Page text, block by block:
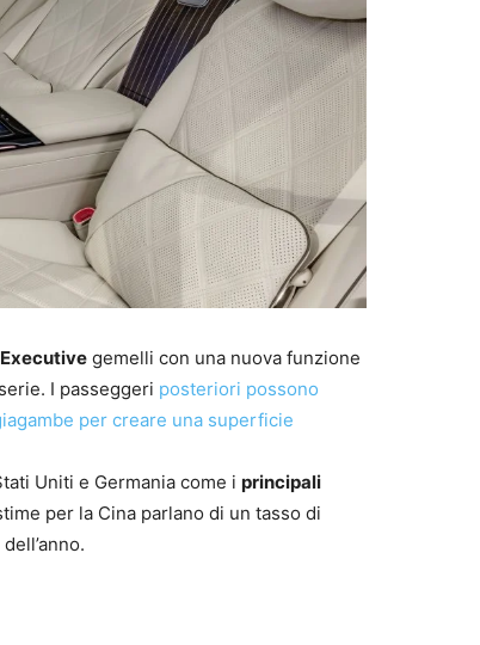
gemelli con una nuova funzione
I passeggeri posteriori possono
per creare una superficie
Uniti e Germania come i principali
per la Cina parlano di un tasso di